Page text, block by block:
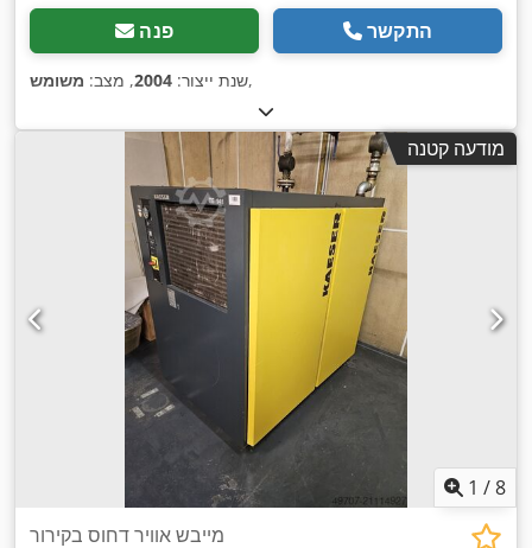
פנה התקשר
שנת ייצור: 2004, מצב: משומש ,
מודעה קטנה
1 /8
מייבש אוויר דחוס בקירור